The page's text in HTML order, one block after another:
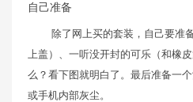
自己准备
除了网上买的套装，自己要准
上盖）、一听没开封的可乐（和橡
么？看下图就明白了。最后准备一
或手机内部灰尘。